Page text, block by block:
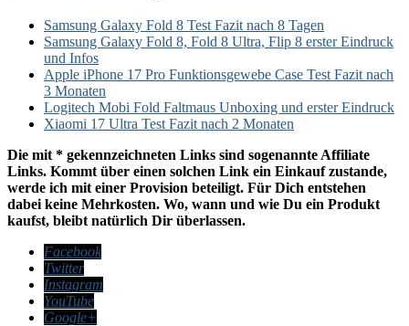
Samsung Galaxy Fold 8 Test Fazit nach 8 Tagen
Samsung Galaxy Fold 8, Fold 8 Ultra, Flip 8 erster Eindruck
und Infos
Apple iPhone 17 Pro Funktionsgewebe Case Test Fazit nach
3 Monaten
Logitech Mobi Fold Faltmaus Unboxing und erster Eindruck
Xiaomi 17 Ultra Test Fazit nach 2 Monaten
Die mit * gekennzeichneten Links sind sogenannte Affiliate
Links. Kommt über einen solchen Link ein Einkauf zustande,
werde ich mit einer Provision beteiligt. Für Dich entstehen
dabei keine Mehrkosten. Wo, wann und wie Du ein Produkt
kaufst, bleibt natürlich Dir überlassen.
Facebook
Twitter
Instagram
YouTube
Google+